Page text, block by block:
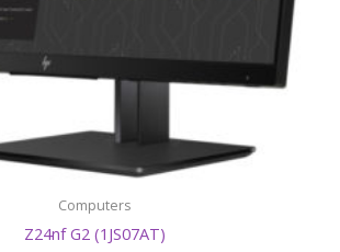
Computers
Z24nf G2 (1JS07AT)